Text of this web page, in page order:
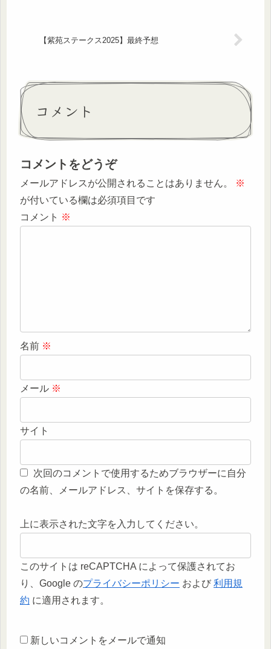
【紫苑ステークス2025】最終予想
コメント
コメントをどうぞ
メールアドレスが公開されることはありません。
※
が付いている欄は必須項目です
コメント ※
名前 ※
メール ※
サイト
次回のコメントで使用するためブラウザーに自分
の名前、メールアドレス、サイトを保存する。
上に表示された文字を入力してください。
このサイトは reCAPTCHA によって保護されてお
り、Google のプライバシーポリシー および 利用規
約 に適用されます。
新しいコメントをメールで通知